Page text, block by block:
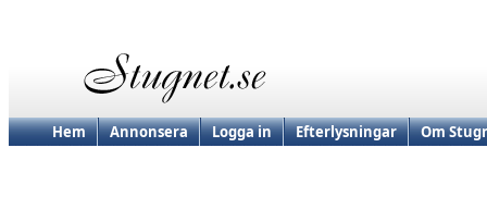
Hem Annonsera Logga in Efterlysningar Om